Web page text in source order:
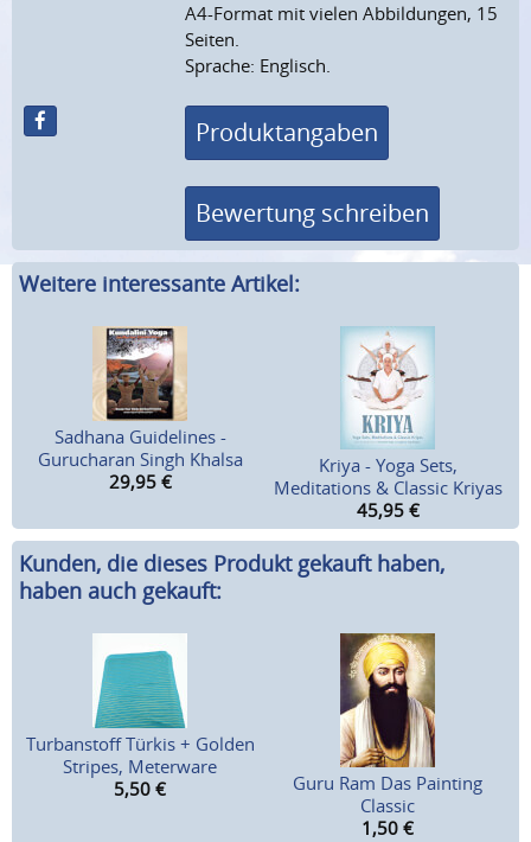
A4-Format mit vielen Abbildungen, 15
Seiten.
Sprache: Englisch.
Produktangaben
Bewertung schreiben
Weitere interessante Artikel:
Sadhana Guidelines -
Gurucharan Singh Khalsa
29,95 €
Kriya - Yoga Sets,
Meditations & Classic Kriyas
45,95 €
Kunden, die dieses Produkt gekauft haben,
haben auch gekauft:
Turbanstoff Türkis + Golden
Stripes, Meterware
5,50 €
Guru Ram Das Painting
Classic
1,50 €